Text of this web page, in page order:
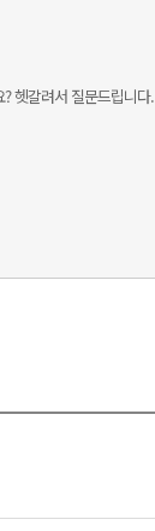
헷갈려서 질문드립니다.